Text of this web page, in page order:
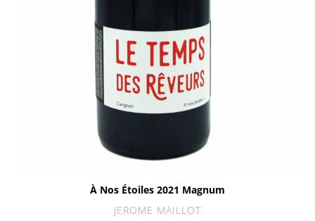
À Nos Étoiles 2021 Magnum
JEROME MAILLOT